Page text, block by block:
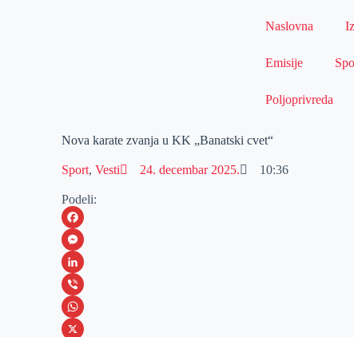
Naslovna
Emisije
Poljoprivreda
Nova karate zvanja u KK „Banatski cvet“
Sport,Vesti 24. decembar 2025. 10:36
Podeli:
F
a
c
e
b
M
e
s
s
L
i
n
V
iW